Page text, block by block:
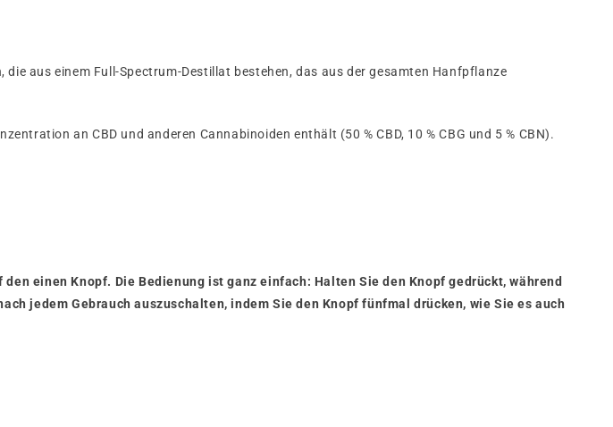
aus einem Full-Spectrum-Destillat bestehen, das aus der gesamten Hanfpflanze
an CBD und anderen Cannabinoiden enthält (50 % CBD, 10 % CBG und 5 % CBN).
einen Knopf. Die Bedienung ist ganz einfach: Halten Sie den Knopf gedrückt, während
jedem Gebrauch auszuschalten, indem Sie den Knopf fünfmal drücken, wie Sie es auch